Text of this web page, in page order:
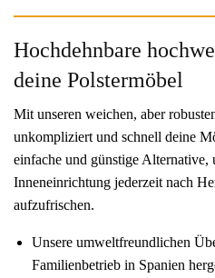
Hochdehnbare
deine Polstermöbel
Mit unseren weichen, aber
unkompliziert und schnell deine
einfache und günstige Alternative,
Inneneinrichtung jederzeit nach
aufzufrischen.
Unsere umweltfreundlichen
Familienbetrieb in Spanien